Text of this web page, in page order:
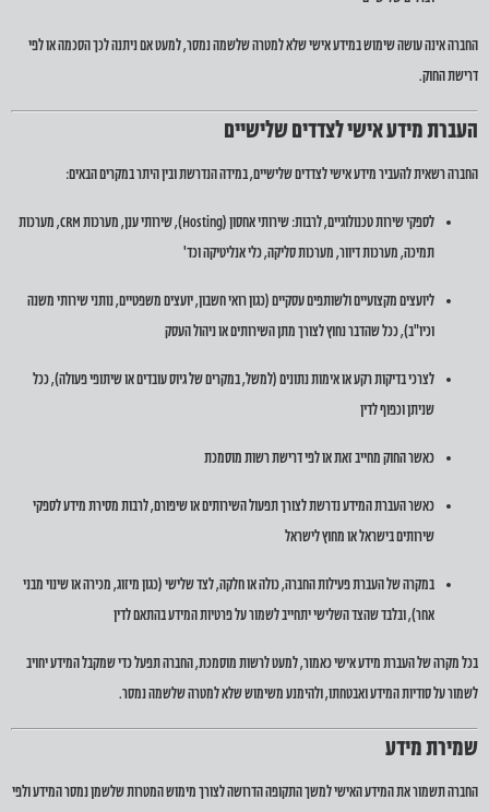
החברה אינה עושה שימוש במידע אישי שלא למטרה שלשמה נמסר, למעט אם ניתנה לכך הסכמה או לפי
דרישת החוק.
העברת מידע אישי לצדדים שלישיים
החברה רשאית להעביר מידע אישי לצדדים שלישיים, במידה הנדרשת ובין היתר במקרים הבאים:
לספקי שירות טכנולוגיים, לרבות: שירותי אחסון (Hosting), שירותי ענן, מערכות CRM, מערכות
תמיכה, מערכות דיוור, מערכות סליקה, כלי אנליטיקה וכד'
ליועצים מקצועיים ולשותפים עסקיים (כגון רואי חשבון, יועצים משפטיים, נותני שירותי משנה
וכיו"ב), ככל שהדבר נחוץ לצורך מתן השירותים או ניהול העסק
לצרכי בדיקות רקע או אימות נתונים (למשל, במקרים של גיוס עובדים או שיתופי פעולה), ככל
שניתן וכפוף לדין
כאשר החוק מחייב זאת או לפי דרישת רשות מוסמכת
כאשר העברת המידע נדרשת לצורך תפעול השירותים או שיפורם, לרבות מסירת מידע לספקי
שירותים בישראל או מחוץ לישראל
במקרה של העברת פעילות החברה, כולה או חלקה, לצד שלישי (כגון מיזוג, מכירה או שינוי מבני
אחר), ובלבד שהצד השלישי יתחייב לשמור על פרטיות המידע בהתאם לדין
בכל מקרה של העברת מידע אישי כאמור, למעט לרשות מוסמכת, החברה תפעל כדי שמקבל המידע יחויב
לשמור על סודיות המידע ואבטחתו, ולהימנע משימוש שלא למטרה שלשמה נמסר.
שמירת מידע
החברה תשמור את המידע האישי למשך התקופה הדרושה לצורך מימוש המטרות שלשמן נמסר המידע ולפי